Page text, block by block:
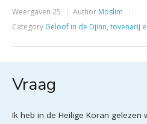
Weergaven 25 Author Moslim
Category Geloof in de Djinn, tovenarij
Vraag
Ik heb in de Heilige Koran gelezen